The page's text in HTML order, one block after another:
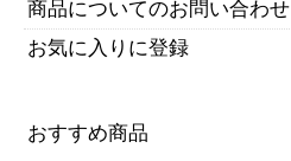
商品についてのお問い合わせ
お気に入りに登録
おすすめ商品